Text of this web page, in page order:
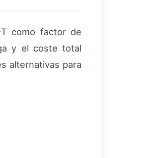
como factor de
y el coste total
alternativas para